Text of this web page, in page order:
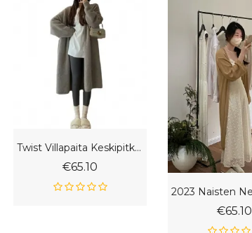
Twist Villapaita Keskipitkä Neuletakki Naiset Elegantit Neuleet Pitkä
€65.10
€65.10